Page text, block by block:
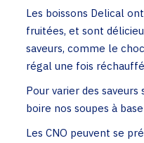
Les boissons Delical
fruitées, et sont
saveurs, comme le
régal une fois
Pour varier des
boire nos soupes à
Les CNO peuvent se